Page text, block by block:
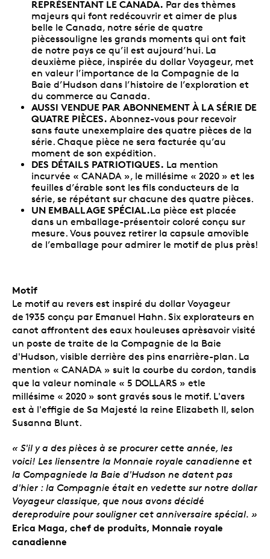
REPRÉSENTANT LE CANADA. Par des thèmes
majeurs qui font redécouvrir et aimer de plus
belle le Canada, notre série de quatre
piècessouligne les grands moments qui ont fait
de notre pays ce qu’il est aujourd’hui. La
deuxième pièce, inspirée du dollar Voyageur, met
en valeur l’importance de la Compagnie de la
Baie d’Hudson dans l’histoire de l’exploration et
du commerce au Canada.
AUSSI VENDUE PAR ABONNEMENT À LA SÉRIE DE
QUATRE PIÈCES. Abonnez-vous pour recevoir
sans faute unexemplaire des quatre pièces de la
série. Chaque pièce ne sera facturée qu’au
moment de son expédition.
DES DÉTAILS PATRIOTIQUES. La mention
incurvée « CANADA », le millésime « 2020 » et les
feuilles d’érable sont les fils conducteurs de la
série, se répétant sur chacune des quatre pièces.
UN EMBALLAGE SPÉCIAL.La pièce est placée
dans un emballage-présentoir coloré conçu sur
mesure. Vous pouvez retirer la capsule amovible
de l’emballage pour admirer le motif de plus près!
Motif
Le motif au revers est inspiré du dollar Voyageur
de 1935 conçu par Emanuel Hahn. Six explorateurs en
canot affrontent des eaux houleuses aprèsavoir visité
un poste de traite de la Compagnie de la Baie
d'Hudson, visible derrière des pins enarrière-plan. La
mention « CANADA » suit la courbe du cordon, tandis
que la valeur nominale « 5 DOLLARS » etle
millésime « 2020 » sont gravés sous le motif. L'avers
est à l'effigie de Sa Majesté la reine Elizabeth II, selon
Susanna Blunt.
« S'il y a des pièces à se procurer cette année, les
voici! Les liensentre la Monnaie royale canadienne et
la Compagniede la Baie d'Hudson ne datent pas
d'hier : la Compagnie était en vedette sur notre dollar
Voyageur classique, que nous avons décidé
dereproduire pour souligner cet anniversaire spécial. »
Erica Maga, chef de produits, Monnaie royale
canadienne